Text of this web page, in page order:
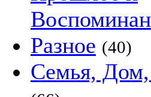
Разное (40)
Семья,